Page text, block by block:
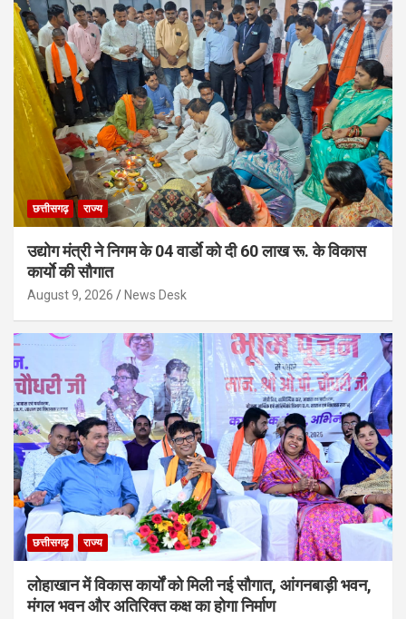
छत्तीसगढ़ राज्य
उद्योग मंत्री ने निगम के 04 वार्डाे को दी 60 लाख रू. के विकास
कार्याे की सौगात
August 9, 2026 News Desk
छत्तीसगढ़ राज्य
लोहाखान में विकास कार्यों को मिली नई सौगात, आंगनबाड़ी भवन,
मंगल भवन और अतिरिक्त कक्ष का होगा निर्माण